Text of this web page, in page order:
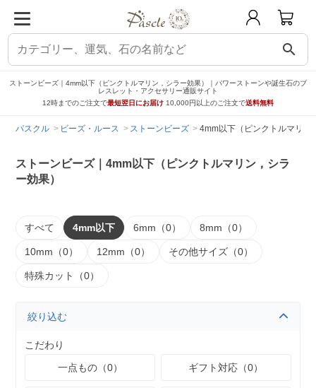
search
ストーンビーズ｜4mm以下（ピンクトルマリン，シラー効果）｜パワーストーンや誕生石のブ
レスレット・アクセサリー通販サイト
12時までのご注文で最短翌日にお届け 10,000円以上のご注文で送料無料
パスクル ビーズ・ルース ストーンビーズ 4mm以下（ピンクトルマリン
ストーンビーズ｜4mm以下（ピンクトルマリン，シラ
ー効果）
すべて 4mm以下 6mm（0） 8mm（0）
10mm（0） 12mm（0） その他サイズ（0）
特殊カット（0）
絞り込む
こだわり
一点もの（0）
ギフト対応（0）